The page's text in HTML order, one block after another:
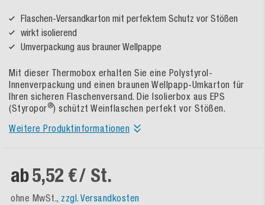
Flaschen-Versandkarton mit perfektem Schutz vor Stößen
wirkt isolierend
Umverpackung aus brauner Wellpappe
Mit dieser Thermobox erhalten Sie eine Polystyrol-
Innenverpackung und einen braunen Wellpapp-Umkarton für
Ihren sicheren Flaschenversand. Die Isolierbox aus EPS
(Styropor®) schützt Weinflaschen perfekt vor Stößen.
Weitere Produktinformationen
ab5,52 €/ St.
ohne MwSt., zzgl. Versandkosten